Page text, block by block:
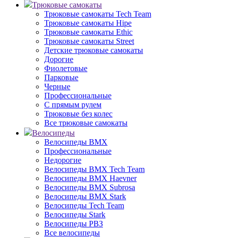
Трюковые самокаты
Трюковые самокаты Tech Team
Трюковые самокаты Hipe
Трюковые самокаты Ethic
Трюковые самокаты Street
Детские трюковые самокаты
Дорогие
Фиолетовые
Парковые
Черные
Профессиональные
С прямым рулем
Трюковые без колес
Все трюковые самокаты
Велосипеды
Велосипеды BMX
Профессиональные
Недорогие
Велосипеды BMX Tech Team
Велосипеды BMX Haevner
Велосипеды BMX Subrosa
Велосипеды BMX Stark
Велосипеды Tech Team
Велосипеды Stark
Велосипеды РВЗ
Все велосипеды